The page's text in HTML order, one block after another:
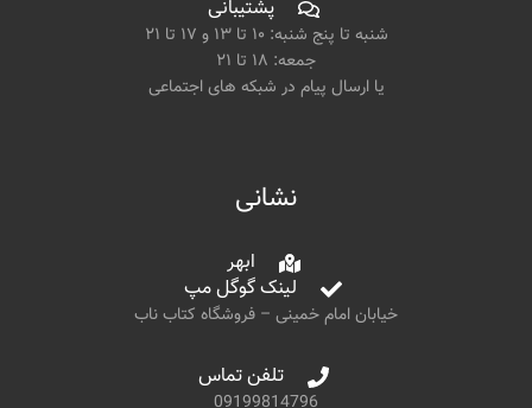
پشتیبانی
شنبه تا پنج شنبه: ۱۰ تا ۱۳ و ۱۷ تا ۲۱
جمعه: ۱۸ تا ۲۱
یا ارسال پیام در شبکه های اجتماعی
نشانی
ابهر
لینک گوگل مپ
خیابان امام خمینی – فروشگاه کتاب ناب
تلفن تماس
09199814796